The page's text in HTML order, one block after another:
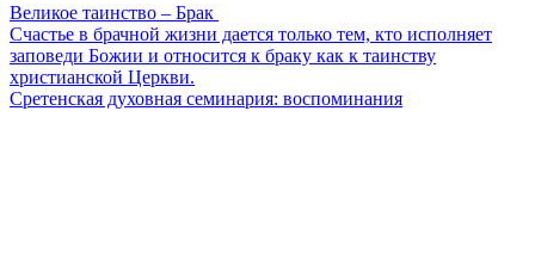
Великое таинство – Брак
Счастье в брачной жизни дается только тем, кто исполняет
заповеди Божии и относится к браку как к таинству
христианской Церкви.
Сретенская духовная семинария: воспоминания